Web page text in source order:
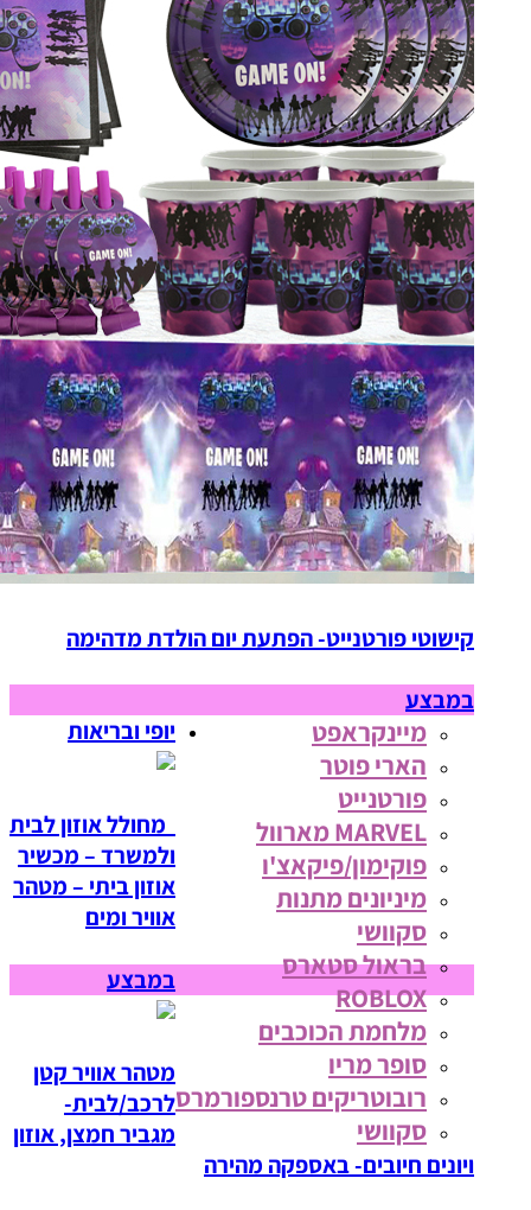
קישוטי פורטנייט- הפתעת יום הולדת מדהימה
במבצע
מיינקראפט
הארי פוטר
פורטנייט
MARVEL מארוול
פוקימון/פיקאצ'ו
מיניונים מתנות
סקוושי
בראול סטארס
ROBLOX
מלחמת הכוכבים
סופר מריו
רובוטריקים טרנספורמרס
סקוושי
יופי ובריאות
מחולל אוזון לבית
ולמשרד – מכשיר
אוזון ביתי – מטהר
אוויר ומים
במבצע
מטהר אוויר קטן
לרכב/לבית-
מגביר חמצן, אוזון
ויונים חיובים- באספקה מהירה